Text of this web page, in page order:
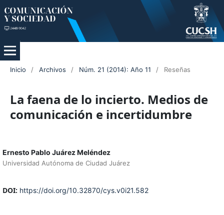
Inicio / Archivos / Núm. 21 (2014): Año 11 / Reseñas
La faena de lo incierto. Medios de
comunicación e incertidumbre
Ernesto Pablo Juárez Meléndez
Universidad Autónoma de Ciudad Juárez
DOI: https://doi.org/10.32870/cys.v0i21.582